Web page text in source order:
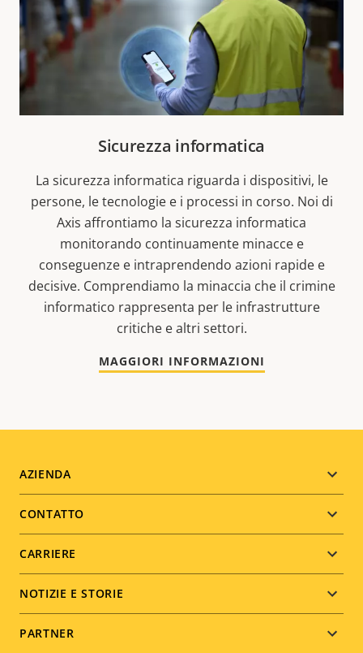
Sicurezza informatica
La sicurezza informatica riguarda i dispositivi, le
persone, le tecnologie e i processi in corso. Noi di
Axis affrontiamo la sicurezza informatica
monitorando continuamente minacce e
conseguenze e intraprendendo azioni rapide e
decisive. Comprendiamo la minaccia che il crimine
informatico rappresenta per le infrastrutture
critiche e altri settori.
MAGGIORI INFORMAZIONI
Footer
menu
AZIENDA
CONTATTO
CARRIERE
NOTIZIE E STORIE
PARTNER